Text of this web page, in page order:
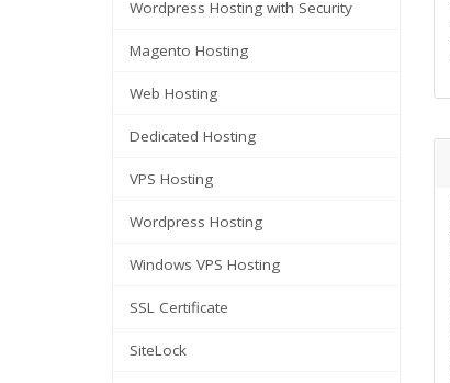
Wordpress Hosting with Security
Magento Hosting
Web Hosting
Dedicated Hosting
VPS Hosting
Wordpress Hosting
Windows VPS Hosting
SSL Certificate
SiteLock